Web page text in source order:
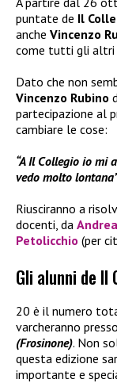
puntate de Il
anche Vincenzo
come tutti gli altri
Dato che non
Vincenzo Rubino
partecipazione al
cambiare le cose:
“A Il Collegio io mi
vedo molto
Riusciranno a
docenti, da Andrea
Petolicchio (per
Gli alunni de Il
20 è il numero
varcheranno
(Frosinone). Non
questa edizione
importante e